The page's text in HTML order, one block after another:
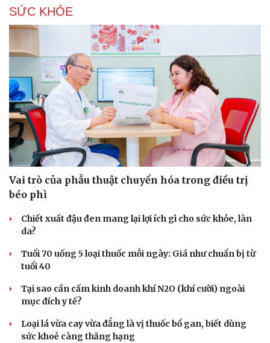
SỨC KHỎE
Vai trò của phẫu thuật chuyển hóa trong điều trị
béo phì
Chiết xuất đậu đen mang lại lợi ích gì cho sức khỏe, làn
da?
Tuổi 70 uống 5 loại thuốc mỗi ngày: Giá như chuẩn bị từ
tuổi 40
Tại sao cần cấm kinh doanh khí N2O (khí cười) ngoài
mục đích y tế?
Loại lá vừa cay vừa đắng là vị thuốc bổ gan, biết dùng
sức khoẻ càng thăng hạng